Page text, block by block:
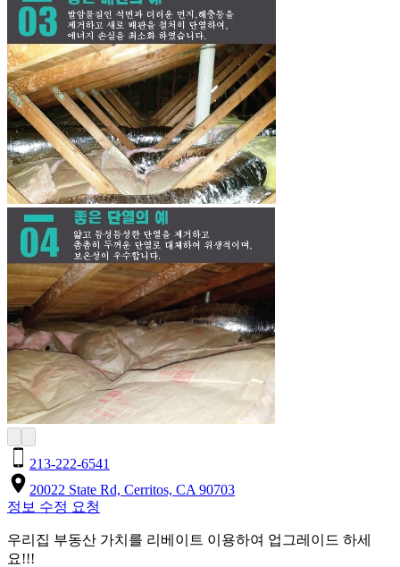
213-222-6541
20022 State Rd, Cerritos, CA 90703
정보 수정 요청
우리집 부동산 가치를 리베이트 이용하여 업그레이드 하세
요!!!